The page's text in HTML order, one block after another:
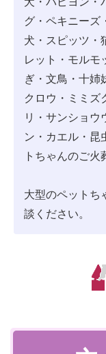
グ・ペキニーズ
犬・スピッツ・
レット・モルモ
ぎ・文鳥・十姉
クロウ・ミミズ
リ・サンショウ
ン・カエル・昆
トちゃんのご火
大型のペットち
談ください。